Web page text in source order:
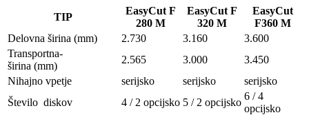
TIP
EasyCut F
280 M
EasyCut F
320 M
EasyCut
F360 M
Delovna širina (mm)
2.730 3.160
3.600
Transportna-
širina (mm)
2.565 3.000
3.450
Nihajno vpetje
serijsko serijsko
serijsko
Število diskov
4 / 2 opcijsko 5 / 2 opcijsko
6 / 4
opcijsko